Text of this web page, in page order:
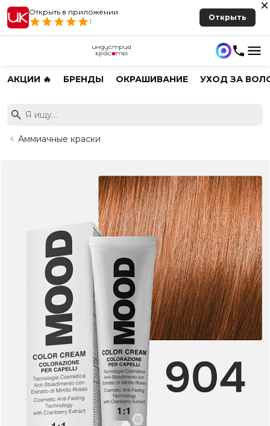
Открыть в приложении
1
Открыть
АКЦИИ 🔥 БРЕНДЫ ОКРАШИВАНИЕ УХОД ЗА
Аммиачные краски